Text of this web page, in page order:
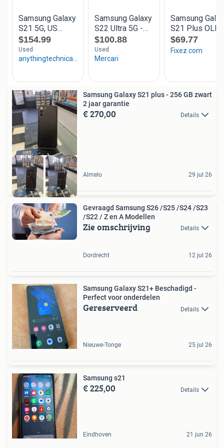
Samsung Galaxy S21 plus - 256 GB zwart
2 jaar garantie
€ 270,00 Details
Almelo 29 jul 26
Gevraagd Samsung S26 /S25 /S24 /S23
/S22 / Z en A Modellen
Zie omschrijving Details
Dordrecht 12 jul 26
Samsung Galaxy S21+ Beschadigd -
Perfect voor onderdelen
Gereserveerd Details
Nieuwe-Tonge 25 jul 26
Samsung s21
€ 225,00 Details
Eindhoven 21 jun 26